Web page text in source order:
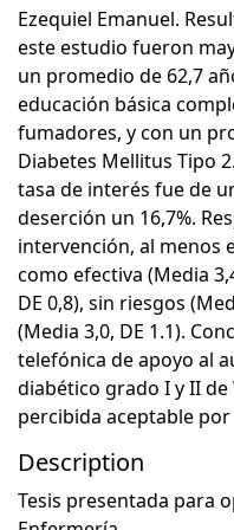
Ezequiel Emanuel.
este estudio fueron
un promedio de 62,7
educación básica
fumadores, y con un
Diabetes Mellitus Tipo
tasa de interés fue de
deserción un 16,7%.
intervención, al menos
como efectiva (Media
DE 0,8), sin riesgos
(Media 3,0, DE 1.1).
telefónica de apoyo al
diabético grado I y II
percibida aceptable
Description
Tesis presentada para